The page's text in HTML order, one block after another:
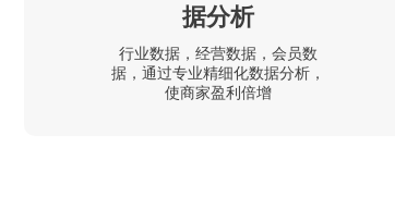
据分析
行业数据，经营数据，会员数
据，通过专业精细化数据分析，
使商家盈利倍增